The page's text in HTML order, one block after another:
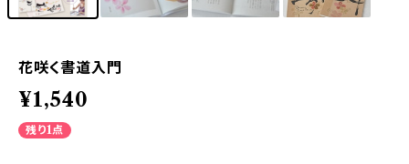
花咲く書道入門
¥1,540
残り1点